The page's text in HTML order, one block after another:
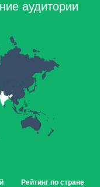
аудитории
Рейтинг по стране